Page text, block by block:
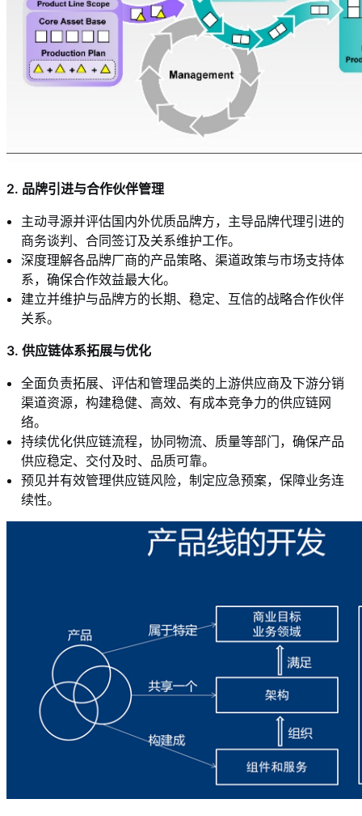
2. 品牌引进与合作伙伴管理
主动寻源并评估国内外优质品牌方，主导品牌代理引进的
商务谈判、合同签订及关系维护工作。
深度理解各品牌厂商的产品策略、渠道政策与市场支持体
系，确保合作效益最大化。
建立并维护与品牌方的长期、稳定、互信的战略合作伙伴
关系。
3. 供应链体系拓展与优化
全面负责拓展、评估和管理品类的上游供应商及下游分销
渠道资源，构建稳健、高效、有成本竞争力的供应链网
络。
持续优化供应链流程，协同物流、质量等部门，确保产品
供应稳定、交付及时、品质可靠。
预见并有效管理供应链风险，制定应急预案，保障业务连
续性。